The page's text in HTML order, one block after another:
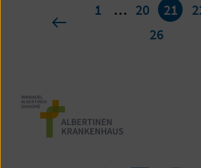
21vorherige
1 … 20 21
26